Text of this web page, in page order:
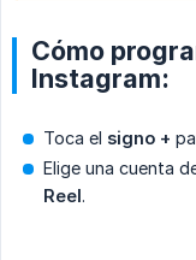
Cómo
Instagram:
Toca el signo +
Elige una cuenta
Reel.